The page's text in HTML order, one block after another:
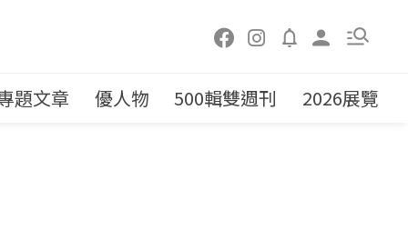
題文章 優人物 500輯雙週刊 2026展覽